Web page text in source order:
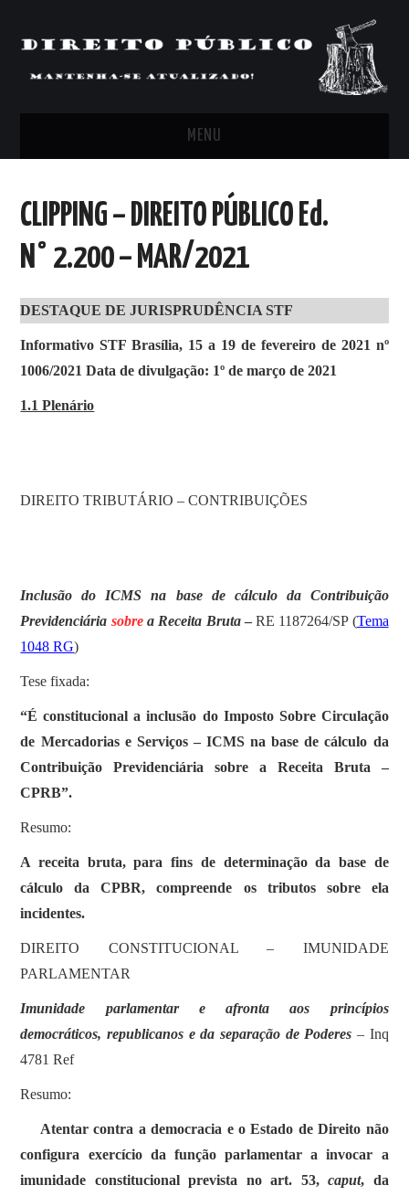
MENU
ARTIGOS, COMENTÁRIOS E PONTOS
CLIPPING’S
CONTATO
SOBRE
CLIPPING – DIREITO PÚBLICO Ed.
N° 2.200 – MAR/2021
DESTAQUE DE JURISPRUDÊNCIA STF
Informativo STF Brasília, 15 a 19 de fevereiro de 2021 nº
1006/2021 Data de divulgação: 1º de março de 2021
1.1 Plenário
DIREITO TRIBUTÁRIO – CONTRIBUIÇÕES
Inclusão do ICMS na base de cálculo da Contribuição
Previdenciária sobrea Receita Bruta–RE 1187264/SP (Tema
1048 RG)
Tese fixada:
“É constitucional a inclusão do Imposto Sobre Circulação
de Mercadorias e Serviços – ICMS na base de cálculo da
Contribuição Previdenciária sobre a Receita Bruta –
CPRB”.
Resumo:
A receita bruta, para fins de determinação da base de
cálculo da CPBR, compreende os tributos sobre ela
incidentes.
DIREITO CONSTITUCIONAL – IMUNIDADE
PARLAMENTAR
Imunidade parlamentar e afronta aos princípios
democráticos, republicanos e da separação de Poderes – Inq
4781 Ref
Resumo:
Atentar contra a democracia e o Estado de Direito não
configura exercício da função parlamentar a invocar a
imunidade constitucional prevista no art. 53,caput, da